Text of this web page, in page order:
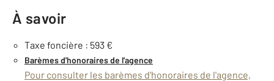
À savoir
Taxe foncière : 593 €
Barèmes d'honoraires de l'agence
Pour consulter les barèmes d'honoraires de l'agence,